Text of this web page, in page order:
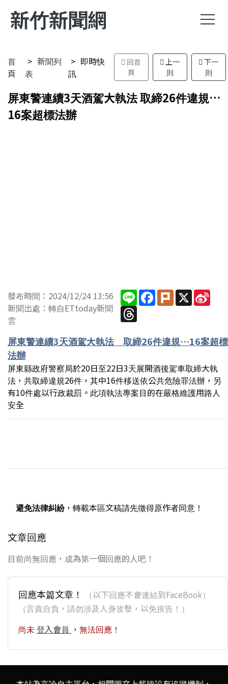
新竹新聞網
首
頁
新聞列
表
即時快
訊
回首
頁
上一
則
下一
則
屏東警連續3天酒駕大執法 取締26件違規…
16案超標法辦
發布時間：2024/12/24 13:56
新聞出處：轉自ETtoday新聞
雲
LineFacebook
PlurkX Sina
Threads
屏東警連續3天酒駕大執法 取締26件違規…16案超標
法辦
屏東縣政府警察局於20日至22日3天展開酒後駕車取締大執
法，共取締違規26件，其中16件移送依公共危險罪法辦，另
有10件處以行政裁罰。此項執法專案目的在嚴格維護用路人
安全
避免法律糾紛，轉載本區文稿請先徵得原作者同意！
文章回應
目前尚無回應，成為第一個回應的人吧！
回應本篇文章！
（以下回應不會連結到FaceBook）
（言責自負，請勿涉及人身攻擊，以免挨告！）
尚未 登入會員 ，無法回應！